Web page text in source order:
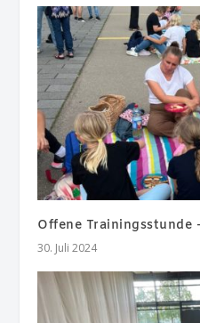
Offene Trainingsstunde
30. Juli 2024